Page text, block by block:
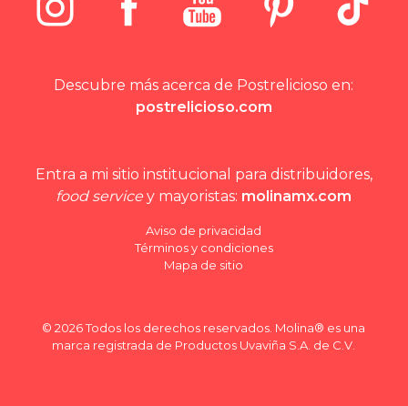
Descubre más acerca de Postrelicioso en:
postrelicioso.com
Entra a mi sitio institucional para distribuidores,
food service y mayoristas: molinamx.com
Aviso de privacidad
Términos y condiciones
Mapa de sitio
© 2026 Todos los derechos reservados. Molina® es una
marca registrada de Productos Uvaviña S.A. de C.V.